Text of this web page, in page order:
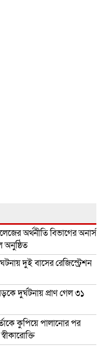
অর্থনীতি বিভাগের অনার্স
অনুষ্ঠিত
দুই বাসের রেজিস্ট্রেশন
দুর্ঘটনায় প্রাণ গেল ৩১
কুপিয়ে পালানোর পর